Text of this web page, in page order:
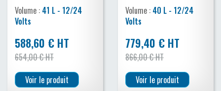
Volume : 41 L - 12/24
Volts
588,60 € HT
654,00 € HT
Voir le produit
Volume : 40 L - 12/24
Volts
779,40 € HT
866,00 € HT
Voir le produit